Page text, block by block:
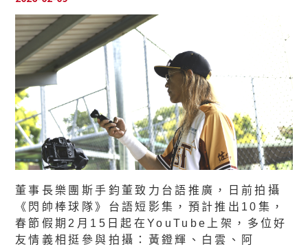
董事長樂團斯手鈞董致力台語推廣，日前拍攝
《閃帥棒球隊》台語短影集，預計推出10集，
春節假期2月15日起在YouTube上架，多位好
友情義相挺參與拍攝：黃鐙輝、白雲、阿